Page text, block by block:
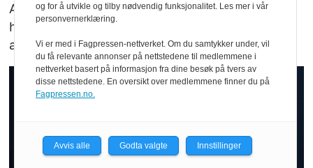
Agder politidistrikt beskriver et vedvarende
høyt arbeidspress og peker på en økning i
alvorlige og komplekse straffesaker.
og for å utvikle og tilby nødvendig funksjonalitet. Les mer i vår
personvernerklæring.
Vi er med i Fagpressen-nettverket. Om du samtykker under, vil
du få relevante annonser på nettstedene til medlemmene i
nettverket basert på informasjon fra dine besøk på tvers av
disse nettstedene. En oversikt over medlemmene finner du på
Fagpressen.no.
Avvis alle Godta valgte Innstillinger